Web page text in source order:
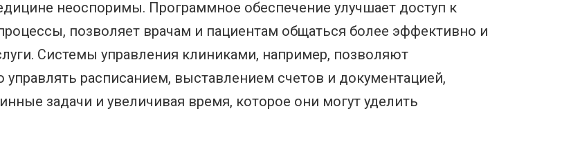
неоспоримы. Программное обеспечение улучшает доступ к
позволяет врачам и пациентам общаться более эффективно и
Системы управления клиниками, например, позволяют
расписанием, выставлением счетов и документацией,
задачи и увеличивая время, которое они могут уделить